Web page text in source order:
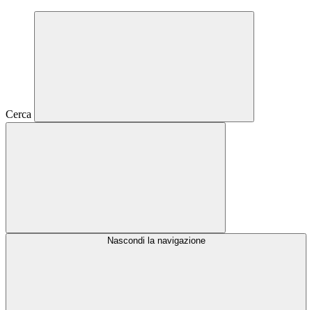
Cerca
Nascondi la navigazione